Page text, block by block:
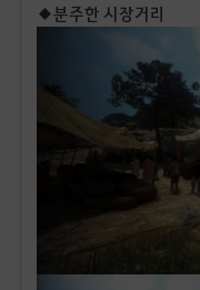
◆분주한 시장거리